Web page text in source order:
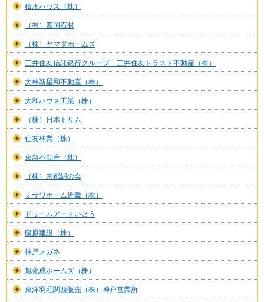
積水ハウス（株）
（有）四国石材
（株）ヤマダホームズ
三井住友信託銀行グループ 三井住友トラスト不動産（株）
大林新星和不動産（株）
大和ハウス工業（株）
（株）日本トリム
住友林業（株）
東急不動産（株）
（株）京都絹の会
ミサワホーム近畿（株）
ドリームアートいとう
藤原建設（株）
神戸メガネ
旭化成ホームズ（株）
東洋羽毛関西販売（株）神戸営業所